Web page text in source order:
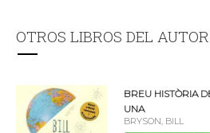
OTROS LIBROS DEL AUTOR
BREU HISTÒRIA
UNA
BRYSON, BILL